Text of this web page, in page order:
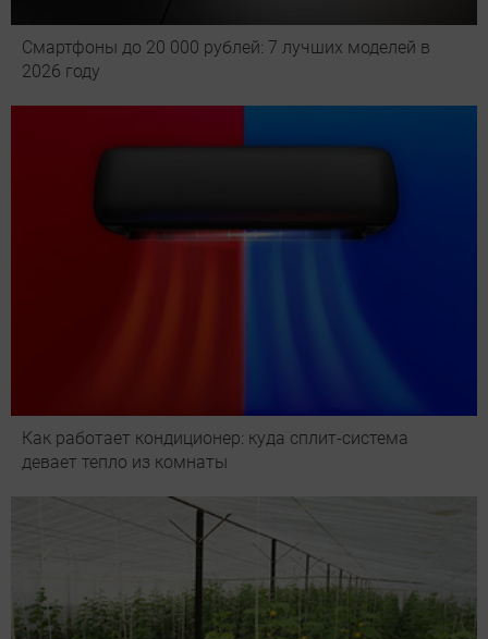
Смартфоны до 20 000 рублей: 7 лучших моделей в
2026 году
Как работает кондиционер: куда сплит-система
девает тепло из комнаты